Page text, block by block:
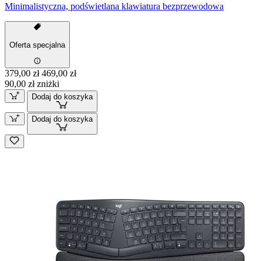
Minimalistyczna, podświetlana klawiatura bezprzewodowa
Oferta specjalna
379,00 zł 469,00 zł
90,00 zł zniżki
Dodaj do koszyka
Dodaj do koszyka